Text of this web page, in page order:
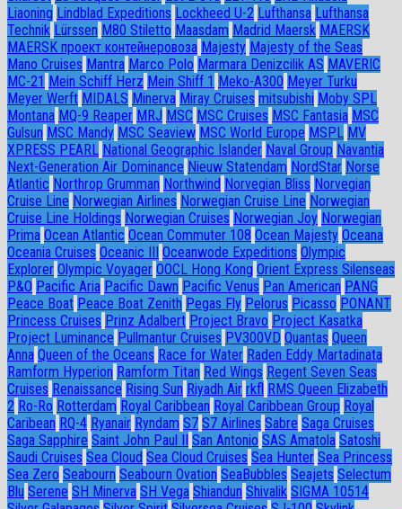
Liaoning Lindblad Expeditions Lockheed U-2 Lufthansa Lufthansa
Technik Lürssen M80 Stiletto Maasdam Madrid Maersk MAERSK
MAERSK проект контейнеровоза Majesty Majesty of the Seas
Mano Cruises Mantra Marco Polo Marmara Denizcilik AS MAVERIC
MC-21 Mein Schiff Herz Mein Shiff 1 Meko-A300 Meyer Turku
Meyer Werft MIDALS Minerva Miray Cruises mitsubishi Moby SPL
Montana MQ-9 Reaper MRJ MSC MSC Cruises MSC Fantasia MSC
Gulsun MSC Mandy MSC Seaview MSC World Europe MSPL MV
XPRESS PEARL National Geographic Islander Naval Group Navantia
Next-Generation Air Dominance Nieuw Statendam NordStar Norse
Atlantic Northrop Grumman Northwind Norvegian Bliss Norvegian
Cruise Line Norwegian Airlines Norwegian Cruise Line Norwegian
Cruise Line Holdings Norwegian Cruises Norwegian Joy Norwegian
Prima Ocean Atlantic Ocean Commuter 108 Ocean Majesty Oceana
Oceania Cruises Oceanic III Oceanwode Expeditions Olympic
Explorer Olympic Voyager OOCL Hong Kong Orient Express Silenseas
P&O Pacific Aria Pacific Dawn Pacific Venus Pan American PANG
Peace Boat Peace Boat Zenith Pegas Fly Pelorus Picasso PONANT
Princess Cruises Prinz Adalbert Project Bravo Project Kasatka
Project Luminance Pullmantur Cruises PV300VD Quantas Queen
Anna Queen of the Oceans Race for Water Raden Eddy Martadinata
Ramform Hyperion Ramform Titan Red Wings Regent Seven Seas
Cruises Renaissance Rising Sun Riyadh Air rkfl RMS Queen Elizabeth
2 Ro-Ro Rotterdam Royal Caribbean Royal Caribbean Group Royal
Caribean RQ-4 Ryanair Ryndam S7 S7 Airlines Sabre Saga Cruises
Saga Sapphire Saint John Paul II San Antonio SAS Amatola Satoshi
Saudi Cruises Sea Cloud Sea Cloud Cruises Sea Hunter Sea Princess
Sea Zero Seabourn Seabourn Ovation SeaBubbles Seajets Selectum
Blu Serene SH Minerva SH Vega Shiandun Shivalik SIGMA 10514